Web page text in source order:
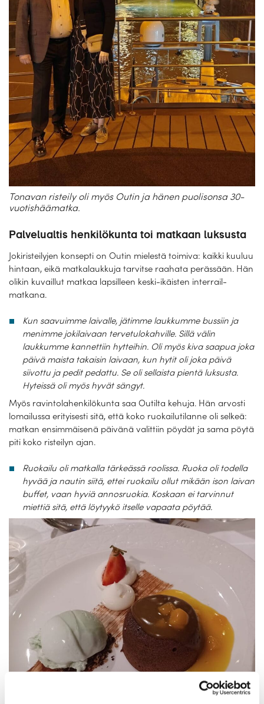
Tonavan risteily oli myös Outin ja hänen puolisonsa 30-
vuotishäämatka.
Palvelualtis henkilökunta toi matkaan luksusta
Jokiristeilyjen konsepti on Outin mielestä toimiva: kaikki kuuluu
hintaan, eikä matkalaukkuja tarvitse raahata perässään. Hän
olikin kuvaillut matkaa lapsilleen keski-ikäisten interrail-
matkana.
Kun saavuimme laivalle, jätimme laukkumme bussiin ja
menimme jokilaivaan tervetulokahville. Sillä välin
laukkumme kannettiin hytteihin. Oli myös kiva saapua joka
päivä maista takaisin laivaan, kun hytit oli joka päivä
siivottu ja pedit pedattu. Se oli sellaista pientä luksusta.
Hyteissä oli myös hyvät sängyt.
Myös ravintolahenkilökunta saa Outilta kehuja. Hän arvosti
lomailussa erityisesti sitä, että koko ruokailutilanne oli selkeä:
matkan ensimmäisenä päivänä valittiin pöydät ja sama pöytä
piti koko risteilyn ajan.
Ruokailu oli matkalla tärkeässä roolissa. Ruoka oli todella
hyvää ja nautin siitä, ettei ruokailu ollut mikään ison laivan
buffet, vaan hyviä annosruokia. Koskaan ei tarvinnut
miettiä sitä, että löytyykö itselle vapaata pöytää.